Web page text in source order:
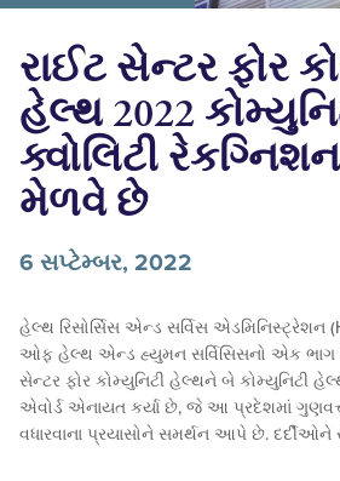
રાઈટ સેન્ટર ફોર
હેલ્થ 2022
ક્વોલિટી
મેળવે છે
6 સપ્ટેમ્બર, 2022
હેલ્થ રિસોર્સિસ એન્ડ સર્વિસ એડમિનિસ્ટ્રેશન
ઓફ હેલ્થ એન્ડ હ્યુમન સર્વિસિસનો એક ભાગ
સેન્ટર ફોર કોમ્યુનિટી હેલ્થને બે કોમ્યુનિટી
એવોર્ડ એનાયત કર્યા છે, જે આ પ્રદેશમાં
વધારવાના પ્રયાસોને સમર્થન આપે છે.